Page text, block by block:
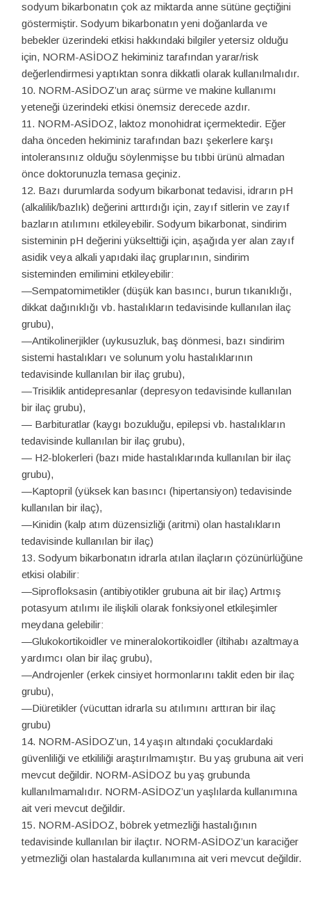
sodyum bikarbonatın çok az miktarda anne sütüne geçtiğini
göstermiştir. Sodyum bikarbonatın yeni doğanlarda ve
bebekler üzerindeki etkisi hakkındaki bilgiler yetersiz olduğu
için, NORM-ASİDOZ hekiminiz tarafından yarar/risk
değerlendirmesi yaptıktan sonra dikkatli olarak kullanılmalıdır.
NORM-ASİDOZ’un araç sürme ve makine kullanımı
yeteneği üzerindeki etkisi önemsiz derecede azdır.
NORM-ASİDOZ, laktoz monohidrat içermektedir. Eğer
daha önceden hekiminiz tarafından bazı şekerlere karşı
intoleransınız olduğu söylenmişse bu tıbbi ürünü almadan
önce doktorunuzla temasa geçiniz.
Bazı durumlarda sodyum bikarbonat tedavisi, idrarın pH
(alkalilik/bazlık) değerini arttırdığı için, zayıf sitlerin ve zayıf
bazların atılımını etkileyebilir. Sodyum bikarbonat, sindirim
sisteminin pH değerini yükselttiği için, aşağıda yer alan zayıf
asidik veya alkali yapıdaki ilaç gruplarının, sindirim
sisteminden emilimini etkileyebilir:
—Sempatomimetikler (düşük kan basıncı, burun tıkanıklığı,
dikkat dağınıklığı vb. hastalıkların tedavisinde kullanılan ilaç
grubu),
—Antikolinerjikler (uykusuzluk, baş dönmesi, bazı sindirim
sistemi hastalıkları ve solunum yolu hastalıklarının
tedavisinde kullanılan bir ilaç grubu),
—Trisiklik antidepresanlar (depresyon tedavisinde kullanılan
bir ilaç grubu),
— Barbituratlar (kaygı bozukluğu, epilepsi vb. hastalıkların
tedavisinde kullanılan bir ilaç grubu),
— H2-blokerleri (bazı mide hastalıklarında kullanılan bir ilaç
grubu),
—Kaptopril (yüksek kan basıncı (hipertansiyon) tedavisinde
kullanılan bir ilaç),
—Kinidin (kalp atım düzensizliği (aritmi) olan hastalıkların
tedavisinde kullanılan bir ilaç)
Sodyum bikarbonatın idrarla atılan ilaçların çözünürlüğüne
etkisi olabilir:
—Siprofloksasin (antibiyotikler grubuna ait bir ilaç) Artmış
potasyum atılımı ile ilişkili olarak fonksiyonel etkileşimler
meydana gelebilir:
—Glukokortikoidler ve mineralokortikoidler (iltihabı azaltmaya
yardımcı olan bir ilaç grubu),
—Androjenler (erkek cinsiyet hormonlarını taklit eden bir ilaç
grubu),
—Diüretikler (vücuttan idrarla su atılımını arttıran bir ilaç
grubu)
NORM-ASİDOZ’un, 14 yaşın altındaki çocuklardaki
güvenliliği ve etkililiği araştırılmamıştır. Bu yaş grubuna ait veri
mevcut değildir. NORM-ASİDOZ bu yaş grubunda
kullanılmamalıdır. NORM-ASİDOZ’un yaşlılarda kullanımına
ait veri mevcut değildir.
NORM-ASİDOZ, böbrek yetmezliği hastalığının
tedavisinde kullanılan bir ilaçtır. NORM-ASİDOZ’un karaciğer
yetmezliği olan hastalarda kullanımına ait veri mevcut değildir.